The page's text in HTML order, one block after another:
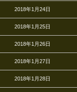
2018年1月24日
2018年1月25日
2018年1月26日
2018年1月27日
2018年1月28日